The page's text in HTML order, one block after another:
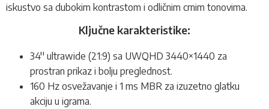
iskustvo sa dubokim kontrastom i odličnim crnim tonovima.
Ključne karakteristike:
34'' ultrawide (21:9) sa UWQHD 3440×1440 za
prostran prikaz i bolju preglednost.
160 Hz osvežavanje i 1 ms MBR za izuzetno glatku
akciju u igrama.